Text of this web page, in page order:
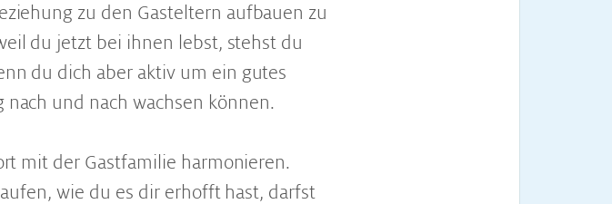
zu den Gasteltern aufbauen zu
du jetzt bei ihnen lebst, stehst du
du dich aber aktiv um ein gutes
und nach wachsen können.
mit der Gastfamilie harmonieren.
wie du es dir erhofft hast, darfst